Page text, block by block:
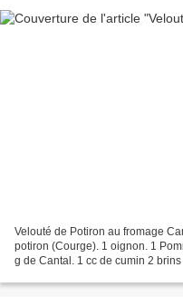
Velouté de Potiron au fromage
potiron (Courge). 1 oignon. 1
g de Cantal. 1 cc de cumin 2